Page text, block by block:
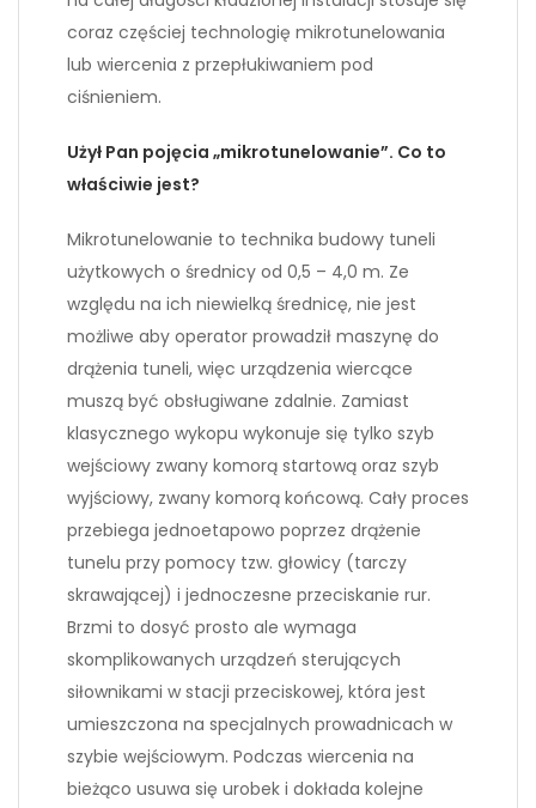
coraz częściej technologię mikrotunelowania
lub wiercenia z przepłukiwaniem pod
ciśnieniem.
Użył Pan pojęcia „mikrotunelowanie”. Co to
właściwie jest?
Mikrotunelowanie to technika budowy tuneli
użytkowych o średnicy od 0,5 – 4,0 m. Ze
względu na ich niewielką średnicę, nie jest
możliwe aby operator prowadził maszynę do
drążenia tuneli, więc urządzenia wiercące
muszą być obsługiwane zdalnie. Zamiast
klasycznego wykopu wykonuje się tylko szyb
wejściowy zwany komorą startową oraz szyb
wyjściowy, zwany komorą końcową. Cały proces
przebiega jednoetapowo poprzez drążenie
tunelu przy pomocy tzw. głowicy (tarczy
skrawającej) i jednoczesne przeciskanie rur.
Brzmi to dosyć prosto ale wymaga
skomplikowanych urządzeń sterujących
siłownikami w stacji przeciskowej, która jest
umieszczona na specjalnych prowadnicach w
szybie wejściowym. Podczas wiercenia na
bieżąco usuwa się urobek i dokłada kolejne